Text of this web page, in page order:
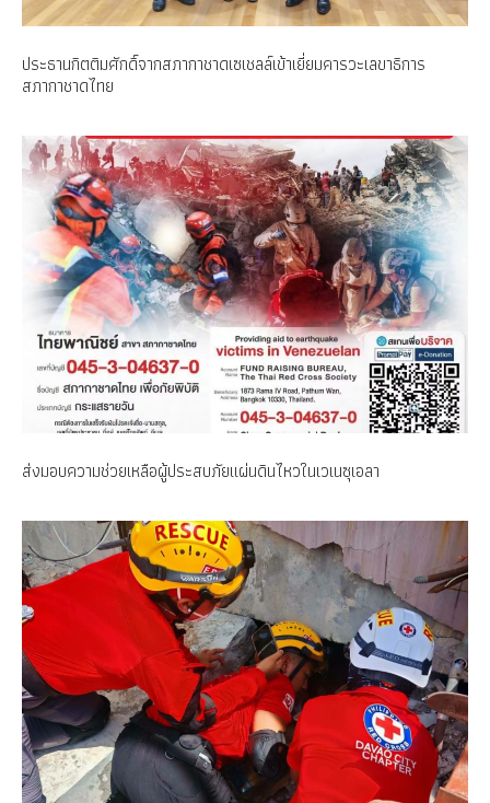
ประธานกิตติมศักดิ์จากสภากาชาดเซเชลล์เข้าเยี่ยมคารวะเลขาธิการ
สภากาชาดไทย
ส่งมอบความช่วยเหลือผู้ประสบภัยแผ่นดินไหวในเวเนซุเอลา